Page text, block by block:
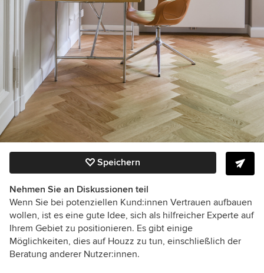
Speichern
Nehmen Sie an Diskussionen teil
Wenn Sie bei potenziellen Kund:innen Vertrauen aufbauen
wollen, ist es eine gute Idee, sich als hilfreicher Experte auf
Ihrem Gebiet zu positionieren. Es gibt einige
Möglichkeiten, dies auf Houzz zu tun, einschließlich der
Beratung anderer Nutzer:innen.